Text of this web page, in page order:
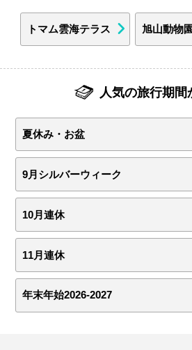
トマム雲海テラス 旭山動物園
人気の旅行期間
夏休み・お盆
9月シルバーウィーク
10月連休
11月連休
年末年始2026-2027